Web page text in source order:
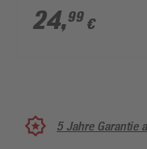
24,99 €
5 Jahre Garantie